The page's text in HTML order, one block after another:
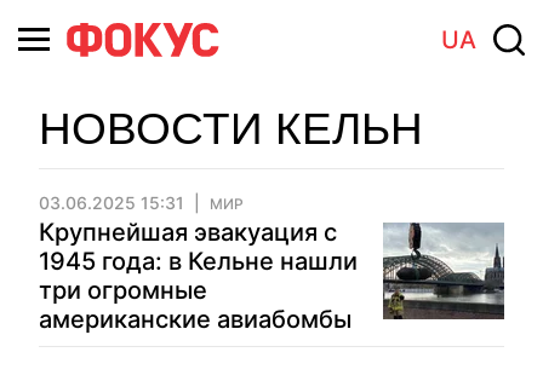
UA
НОВОСТИ КЕЛЬН
03.06.2025 15:31 МИР
Крупнейшая эвакуация с
1945 года: в Кельне нашли
три огромные
американские авиабомбы